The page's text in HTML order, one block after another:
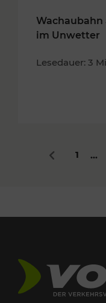
im Unwetter
Lesedauer: 3
Zurück
1 ...